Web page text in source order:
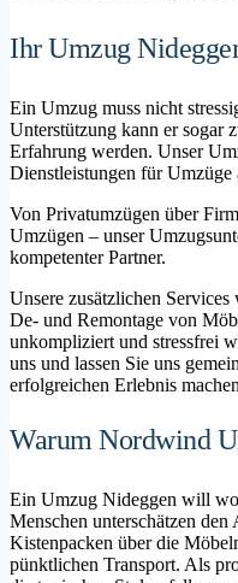
Ihr Umzug
Ein Umzug muss nicht
Unterstützung kann er sogar
Erfahrung werden. Unser
Dienstleistungen für
Von Privatumzügen über
Umzügen – unser
kompetenter Partner.
Unsere zusätzlichen
De- und Remontage von
unkompliziert und stressfrei
uns und lassen Sie uns
erfolgreichen Erlebnis
Warum Nordwind
Ein Umzug Nideggen will
Menschen unterschätzen
Kistenpacken über die
pünktlichen Transport. Als